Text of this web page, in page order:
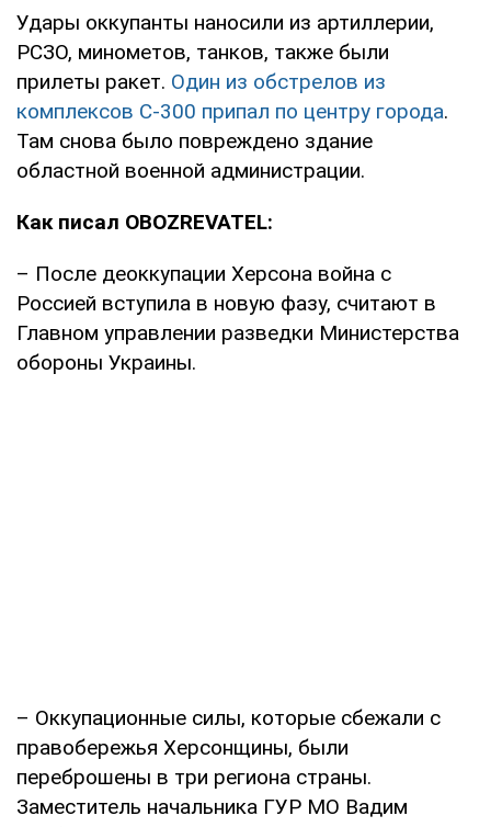
Удары оккупанты наносили из артиллерии,
РСЗО, минометов, танков, также были
прилеты ракет. Один из обстрелов из
комплексов С-300 припал по центру города.
Там снова было повреждено здание
областной военной администрации.
Как писал OBOZREVATEL:
– После деоккупации Херсона война с
Россией вступила в новую фазу, считают в
Главном управлении разведки Министерства
обороны Украины.
– Оккупационные силы, которые сбежали с
правобережья Херсонщины, были
переброшены в три региона страны.
Заместитель начальника ГУР МО Вадим